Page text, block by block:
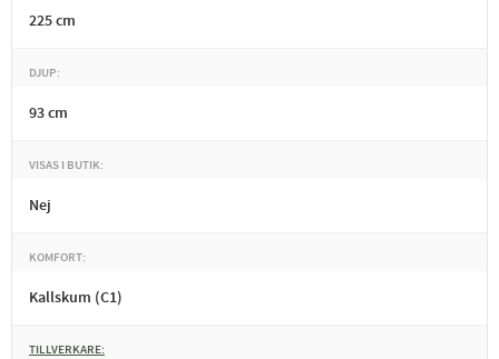
225 cm
DJUP
93 cm
VISAS I BUTIK
Nej
KOMFORT
Kallskum (C1)
TILLVERKARE